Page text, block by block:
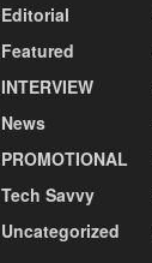
Editorial
Featured
INTERVIEW
News
PROMOTIONAL
Tech Savvy
Uncategorized